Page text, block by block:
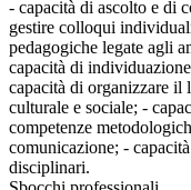
- capacità di ascolto e di
gestire colloqui
pedagogiche legate agli
capacità di
capacità di organizzare il
culturale e sociale; -
competenze
comunicazione; -
disciplinari.